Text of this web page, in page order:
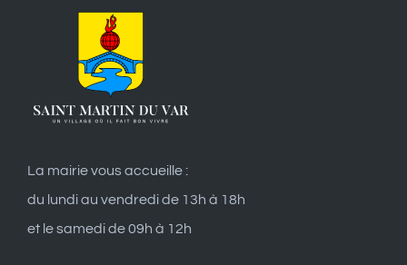
La mairie vous accueille :
du lundi au vendredi de 13h à 18h
et le samedi de 09h à 12h